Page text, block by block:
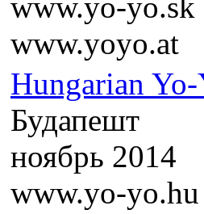
www.yoyo.at
Hungarian
Будапешт
ноябрь 2014
www.yo-yo.hu